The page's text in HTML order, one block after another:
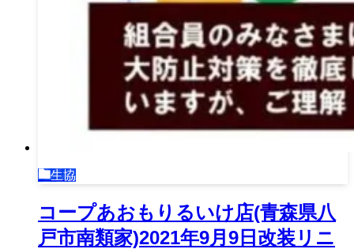
生協
コープあおもりるいけ店(青森県八
戸市南類家)2021年9月9日改装リニ